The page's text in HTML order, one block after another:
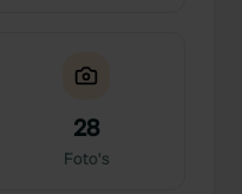
28
Foto's